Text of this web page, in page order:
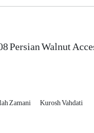
Walnut
Zamani
Kurosh Vahdati